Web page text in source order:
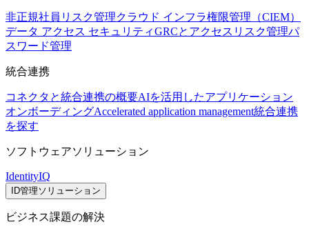
非正規社員リスク管理クラウド インフラ権限管理（CIEM）
データ アクセス セキュリティGRCとアクセスリスク管理パ
スワード管理
統合連携
コネクタと統合連携の概要AIを活用したアプリケーション
オンボーディングAccelerated application management統合連携
を探す
ソフトウェアソリューション
IdentityIQ
ID管理ソリューション
ビジネス課題の解決